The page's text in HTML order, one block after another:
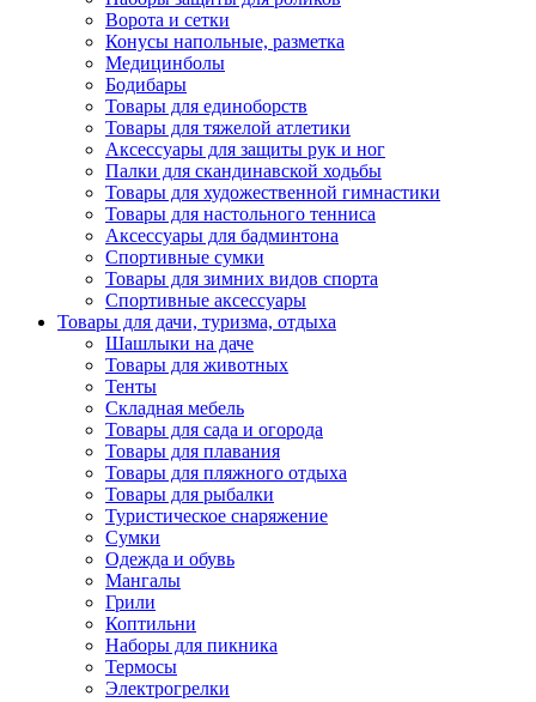
Ворота и сетки
Конусы напольные, разметка
Медицинболы
Бодибары
Товары для единоборств
Товары для тяжелой атлетики
Аксессуары для защиты рук и ног
Палки для скандинавской ходьбы
Товары для художественной гимнастики
Товары для настольного тенниса
Аксессуары для бадминтона
Спортивные сумки
Товары для зимних видов спорта
Спортивные аксессуары
Товары для дачи, туризма, отдыха
Шашлыки на даче
Товары для животных
Тенты
Складная мебель
Товары для сада и огорода
Товары для плавания
Товары для пляжного отдыха
Товары для рыбалки
Туристическое снаряжение
Сумки
Одежда и обувь
Мангалы
Грили
Коптильни
Наборы для пикника
Термосы
Электрогрелки